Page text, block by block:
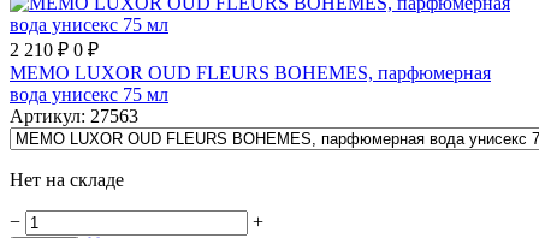
2 210 ₽ 0 ₽
MEMO LUXOR OUD FLEURS BOHEMES, парфюмерная
вода унисекс 75 мл
Артикул: 27563
Нет на складе
− +